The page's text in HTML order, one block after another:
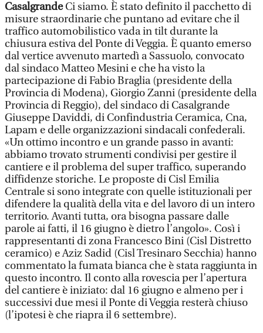
CasalgrandeCi siamo. È stato definito il pacchetto di
misure straordinarie che puntano ad evitare che il
traffico automobilistico vada in tilt durante la
chiusura estiva del Ponte di Veggia. È quanto emerso
dal vertice avvenuto martedì a Sassuolo, convocato
dal sindaco Matteo Mesini e che ha visto la
partecipazione di Fabio Braglia (presidente della
Provincia di Modena), Giorgio Zanni (presidente della
Provincia di Reggio), del sindaco di Casalgrande
Giuseppe Daviddi, di Confindustria Ceramica, Cna,
Lapam e delle organizzazioni sindacali confederali.
«Un ottimo incontro e un grande passo in avanti:
abbiamo trovato strumenti condivisi per gestire il
cantiere e il problema del super traffico, superando
diffidenze storiche. Le proposte di Cisl Emilia
Centrale si sono integrate con quelle istituzionali per
difendere la qualità della vita e del lavoro di un intero
territorio. Avanti tutta, ora bisogna passare dalle
parole ai fatti, il 16 giugno è dietro l’angolo». Così i
rappresentanti di zona Francesco Bini (Cisl Distretto
ceramico) e Aziz Sadid (Cisl Tresinaro Secchia) hanno
commentato la fumata bianca che è stata raggiunta in
questo incontro. Il conto alla rovescia per l’apertura
del cantiere è iniziato: dal 16 giugno e almeno per i
successivi due mesi il Ponte di Veggia resterà chiuso
(l’ipotesi è che riapra il 6 settembre).